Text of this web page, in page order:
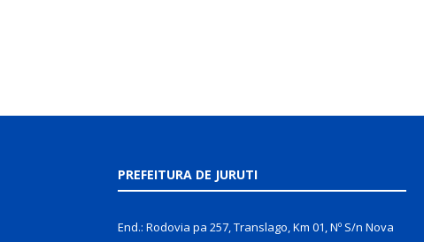
PREFEITURA DE JURUTI
End.: Rodovia pa 257, Translago, Km 01, Nº S/n Nova